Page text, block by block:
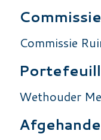
Commissie
Wethouder